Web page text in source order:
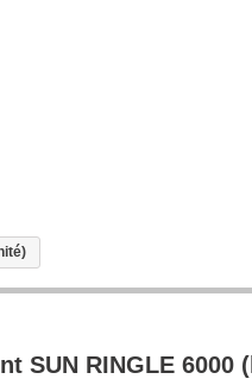
SUN RINGLE 6000